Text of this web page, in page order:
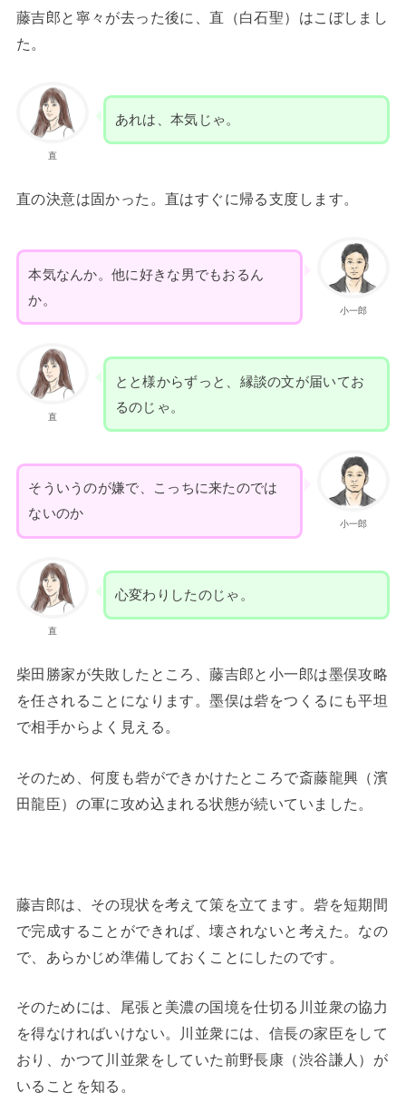
藤吉郎と寧々が去った後に、直（白石聖）はこぼしまし
た。
直
あれは、本気じゃ。
直の決意は固かった。直はすぐに帰る支度します。
小一郎
本気なんか。他に好きな男でもおるん
か。
直
とと様からずっと、縁談の文が届いてお
るのじゃ。
小一郎
そういうのが嫌で、こっちに来たのでは
ないのか
直
心変わりしたのじゃ。
柴田勝家が失敗したところ、藤吉郎と小一郎は墨俣攻略
を任されることになります。墨俣は砦をつくるにも平坦
で相手からよく見える。
そのため、何度も砦ができかけたところで斎藤龍興（濱
田龍臣）の軍に攻め込まれる状態が続いていました。
藤吉郎は、その現状を考えて策を立てます。砦を短期間
で完成することができれば、壊されないと考えた。なの
で、あらかじめ準備しておくことにしたのです。
そのためには、尾張と美濃の国境を仕切る川並衆の協力
を得なければいけない。川並衆には、信長の家臣をして
おり、かつて川並衆をしていた前野長康（渋谷謙人）が
いることを知る。